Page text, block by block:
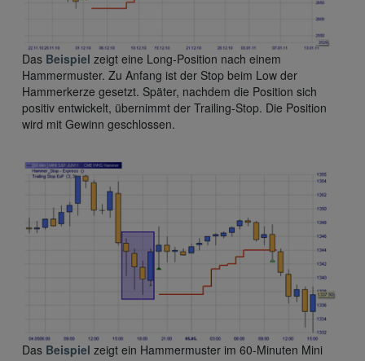
Das Beispiel zeigt eine Long-Position nach einem
Hammermuster. Zu Anfang ist der Stop beim Low der
Hammerkerze gesetzt. Später, nachdem die Position sich
positiv entwickelt, übernimmt der Trailing-Stop. Die Position
wird mit Gewinn geschlossen.
Das Beispiel zeigt ein Hammermuster im 60-Minuten Mini